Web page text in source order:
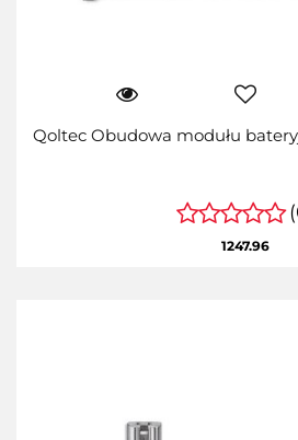
Qoltec Obudowa modułu
1247.96